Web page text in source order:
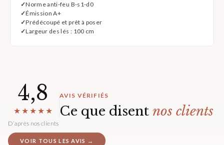
Norme anti-feu B-s1-d0
Émission A+
Prédécoupé et prêt à poser
Largeur des lés : 100 cm
4,8
★★★★★
D’après nos clients
AVIS VÉRIFIÉS
Ce que disent nos clients
VOIR TOUS LES AVIS →